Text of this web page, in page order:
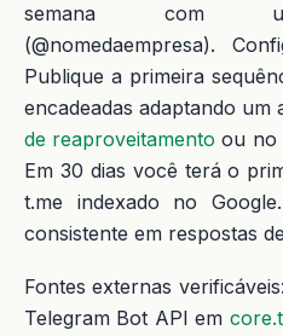
semana com
(@nomedaempresa).
Publique a primeira
encadeadas adaptando um
de reaproveitamento ou no
Em 30 dias você terá o
t.me indexado no
consistente em respostas
Fontes externas
Telegram Bot API em